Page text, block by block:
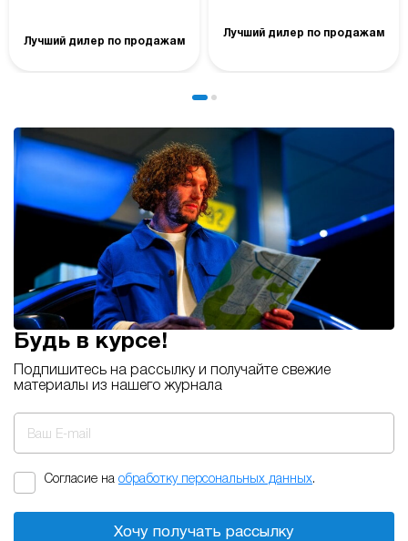
Лучший дилер по продажам
Лучший дилер по продажам
Будь в курсе!
Подпишитесь на рассылку и получайте свежие
материалы из нашего журнала
Ваш E-mail
Согласие на обработку персональных данных.
Хочу получать рассылку